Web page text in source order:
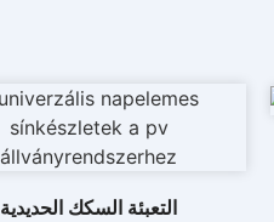
التعبئة السكك الحديدية